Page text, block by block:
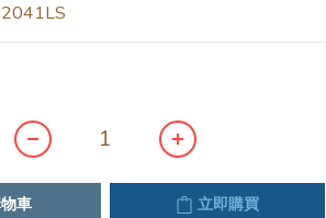
車 立即購買